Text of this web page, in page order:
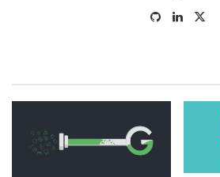
ایکس لینکداین